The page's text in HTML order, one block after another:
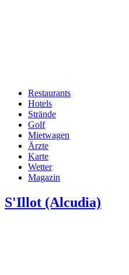
Hauptnavigation
Restaurants
Hotels
Strände
Golf
Mietwagen
Ärzte
Karte
Wetter
Magazin
S'Illot (Alcudia)